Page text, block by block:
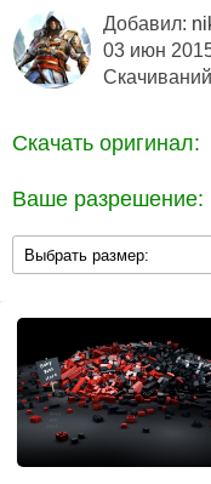
Добавил:
03 июн
Скачать оригинал:
Ваше разрешение: